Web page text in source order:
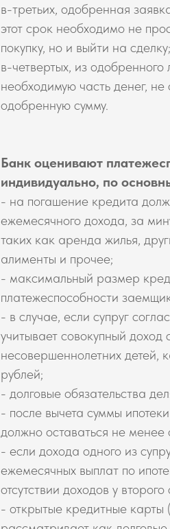
в-третьих, одобренная
этот срок необходимо не
покупку, но и выйти на сделку;
в-четвертых, из
необходимую часть денег,
одобренную сумму.
Банк оценивают
индивидуально, по
- на погашение кредита
ежемесячного дохода, за
таких как аренда жилья,
алименты и прочее;
- максимальный размер
платежеспособности
- в случае, если супруг
учитывает совокупный
несовершеннолетних детей,
рублей;
- долговые обязательства
- после вычета суммы
должно оставаться не
- если дохода одного из
ежемесячных выплат по
отсутствии доходов у второго
- открытые кредитные